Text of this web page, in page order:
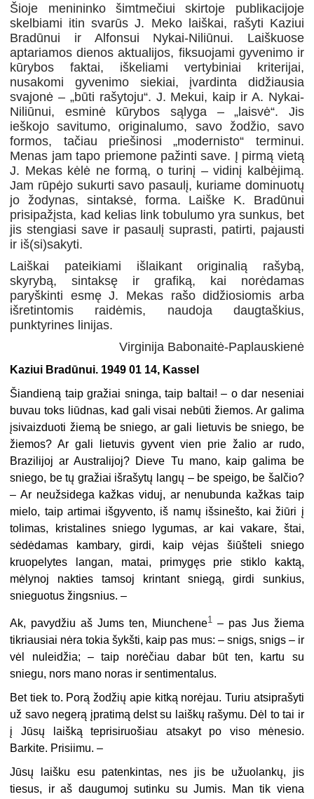
Šioje menininko šimtmečiui skirtoje publikacijoje
skelbiami itin svarūs J. Meko laiškai, rašyti Kaziui
Bradūnui ir Alfonsui Nykai-Niliūnui. Laiškuose
aptariamos dienos aktualijos, fiksuojami gyvenimo ir
kūrybos faktai, iškeliami vertybiniai kriterijai,
nusakomi gyvenimo siekiai, įvardinta didžiausia
svajonė – „būti rašytoju“. J. Mekui, kaip ir A. Nykai-
Niliūnui, esminė kūrybos sąlyga – „laisvė“. Jis
ieškojo savitumo, originalumo, savo žodžio, savo
formos, tačiau priešinosi „modernisto“ terminui.
Menas jam tapo priemone pažinti save. Į pirmą vietą
J. Mekas kėlė ne formą, o turinį – vidinį kalbėjimą.
Jam rūpėjo sukurti savo pasaulį, kuriame dominuotų
jo žodynas, sintaksė, forma. Laiške K. Bradūnui
prisipažįsta, kad kelias link tobulumo yra sunkus, bet
jis stengiasi save ir pasaulį suprasti, patirti, pajausti
ir iš(si)sakyti.
Laiškai pateikiami išlaikant originalią rašybą,
skyrybą, sintaksę ir grafiką, kai norėdamas
paryškinti esmę J. Mekas rašo didžiosiomis arba
išretintomis raidėmis, naudoja daugtaškius,
punktyrines linijas.
Virginija Babonaitė-Paplauskienė
Kaziui Bradūnui. 1949 01 14, Kassel
Šiandieną taip gražiai sninga, taip baltai! – o dar neseniai
buvau toks liūdnas, kad gali visai nebūti žiemos. Ar galima
įsivaizduoti žiemą be sniego, ar gali lietuvis be sniego, be
žiemos? Ar gali lietuvis gyvent vien prie žalio ar rudo,
Brazilijoj ar Australijoj? Dieve Tu mano, kaip galima be
sniego, be tų gražiai išrašytų langų – be speigo, be šalčio?
– Ar neužsidega kažkas viduj, ar nenubunda kažkas taip
mielo, taip artimai išgyvento, iš namų išsinešto, kai žiūri į
tolimas, kristalines sniego lygumas, ar kai vakare, štai,
sėdėdamas kambary, girdi, kaip vėjas šiūšteli sniego
kruopelytes langan, matai, primygęs prie stiklo kaktą,
mėlynoj nakties tamsoj krintant sniegą, girdi sunkius,
snieguotus žingsnius. –
Ak, pavydžiu aš Jums ten, Miunchene1–pas Jus žiema
tikriausiai nėra tokia šykšti, kaip pas mus: – snigs, snigs – ir
vėl nuleidžia; – taip norėčiau dabar būt ten, kartu su
sniegu, nors mano noras ir sentimentalus.
Bet tiek to. Porą žodžių apie kitką norėjau. Turiu atsiprašyti
už savo negerą įpratimą delst su laiškų rašymu. Dėl to tai ir
į Jūsų laišką teprisiruošiau atsakyt po viso mėnesio.
Barkite. Prisiimu. –
Jūsų laišku esu patenkintas, nes jis be užuolankų, jis
tiesus, ir aš daugumoj sutinku su Jumis. Man tik viena